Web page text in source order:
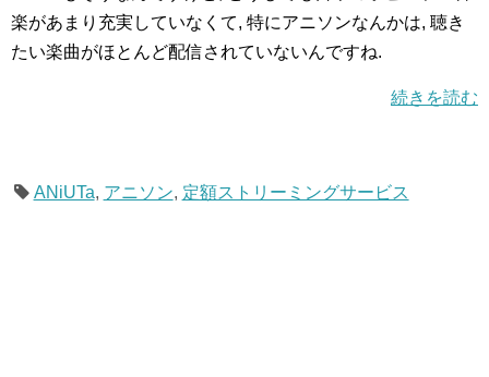
楽があまり充実していなくて, 特にアニソンなんかは, 聴き
たい楽曲がほとんど配信されていないんですね.
続きを読む
ANiUTa, アニソン, 定額ストリーミングサービス